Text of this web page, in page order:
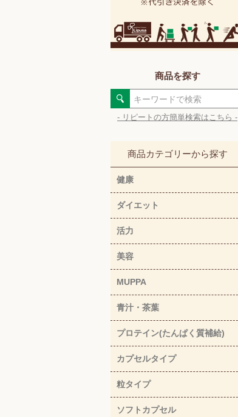
商品を探す
- リピートの方簡単検索はこちら -
商品カテゴリーから探す
健康
ダイエット
活力
美容
MUPPA
青汁・茶葉
プロテイン(たんぱく質補給)
カプセルタイプ
粒タイプ
ソフトカプセル